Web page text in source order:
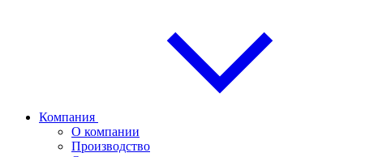
Компания
О компании
Производство